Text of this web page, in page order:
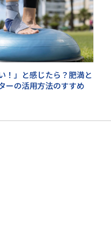
！」と感じたら？肥満と
ーの活用方法のすすめ